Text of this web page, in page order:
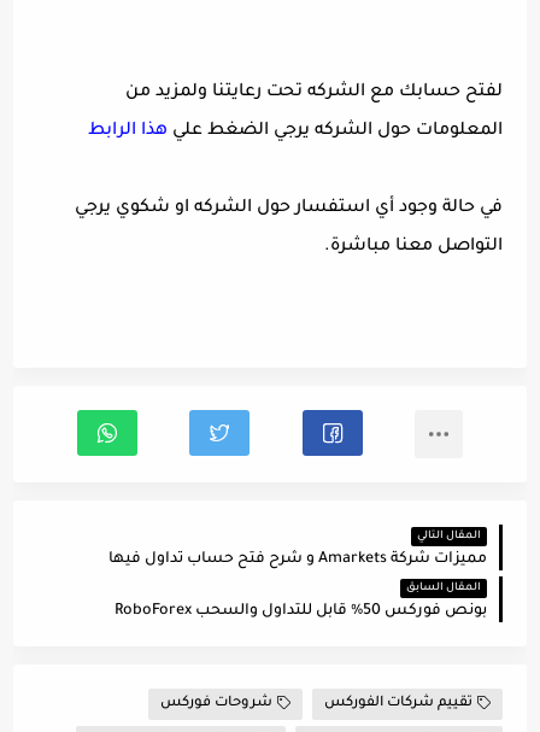
لفتح حسابك مع الشركه تحت رعايتنا ولمزيد من
المعلومات حول الشركه يرجي الضغط علي هذا الرابط
في حالة وجود أي استفسار حول الشركه او شكوي يرجي
التواصل معنا مباشرة.
المقال التالي
مميزات شركة Amarkets و شرح فتح حساب تداول فيها
المقال السابق
بونص فوركس 50% قابل للتداول والسحب RoboForex
تقييم شركات الفوركس شروحات فوركس